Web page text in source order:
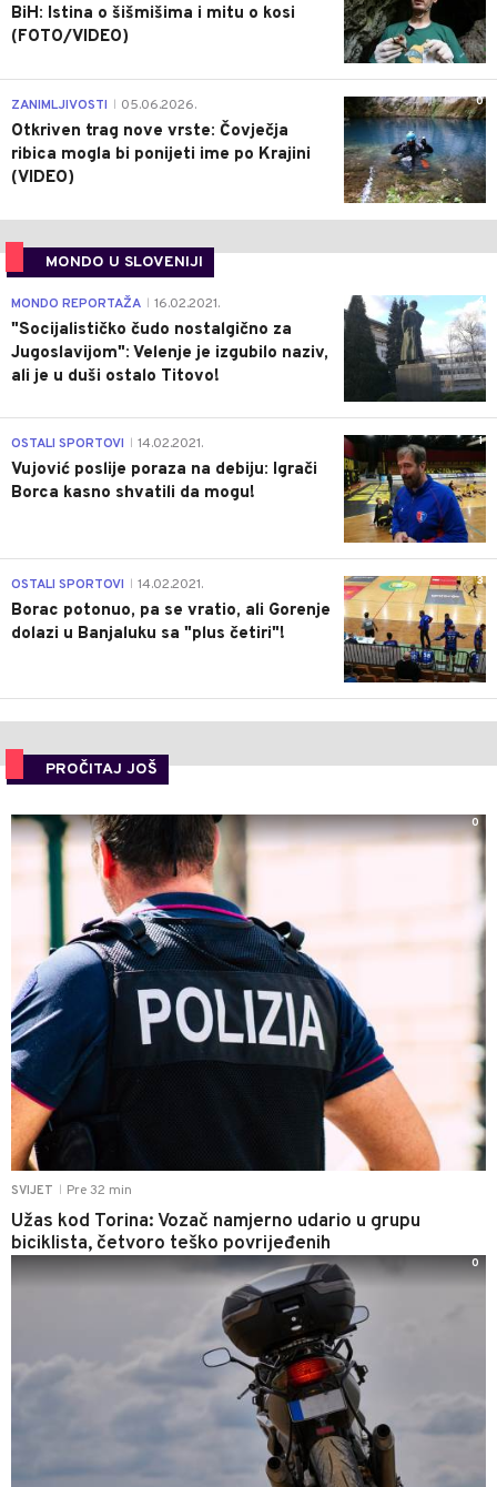
BiH: Istina o šišmišima i mitu o kosi
(FOTO/VIDEO)
0
ZANIMLJIVOSTI 05.06.2026.
Otkriven trag nove vrste: Čovječja
ribica mogla bi ponijeti ime po Krajini
(VIDEO)
MONDO U SLOVENIJI
4
MONDO REPORTAŽA 16.02.2021.
"Socijalističko čudo nostalgično za
Jugoslavijom": Velenje je izgubilo naziv,
ali je u duši ostalo Titovo!
1
OSTALI SPORTOVI 14.02.2021.
Vujović poslije poraza na debiju: Igrači
Borca kasno shvatili da mogu!
3
OSTALI SPORTOVI 14.02.2021.
Borac potonuo, pa se vratio, ali Gorenje
dolazi u Banjaluku sa "plus četiri"!
PROČITAJ JOŠ
SVIJET Pre 32 min
Užas kod Torina: Vozač namjerno udario u grupu
biciklista, četvoro teško povrijeđenih
0
0